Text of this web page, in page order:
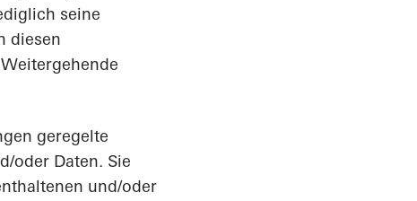
seine
diesen
geregelte
oder Daten. Sie
und/oder